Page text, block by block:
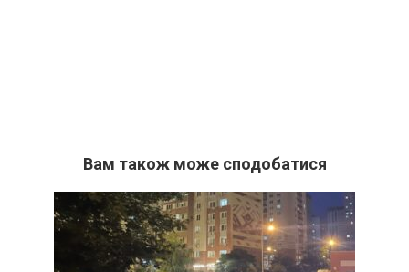
Вам також може сподобатися